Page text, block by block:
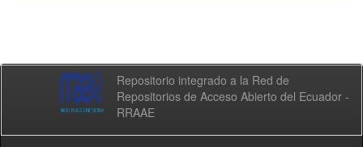
Repositorio integrado a la Red de
Repositorios de Acceso Abierto del Ecuador -
RRAAE